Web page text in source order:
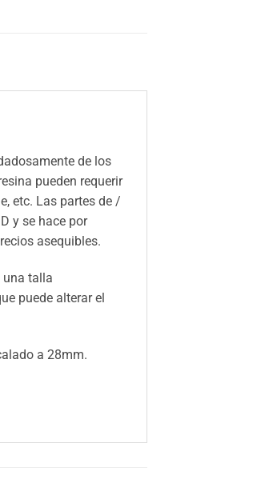
de los
pueden requerir
etc. Las partes de /
y se hace por
asequibles.
una talla
puede alterar el
a 28mm.